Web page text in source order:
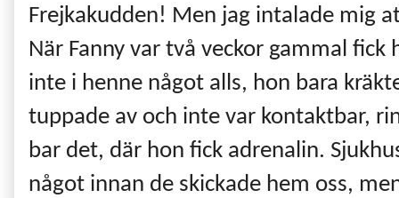
Frejkakudden! Men jag intalade mig
När Fanny var två veckor gammal
inte i henne något alls, hon bara
tuppade av och inte var kontaktbar,
bar det, där hon fick adrenalin.
något innan de skickade hem oss,